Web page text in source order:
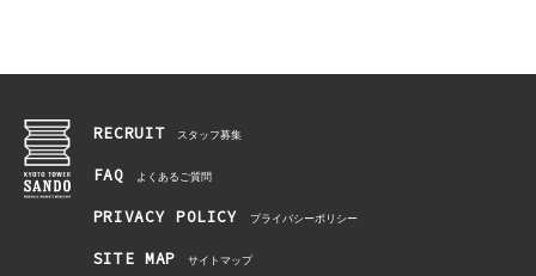
RECRUIT スタッフ募集
FAQ よくあるご質問
PRIVACY POLICY プライバシーポリシー
SITE MAP サイトマップ